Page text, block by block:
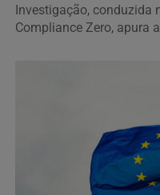
Investigação, conduzida
Compliance Zero, apura